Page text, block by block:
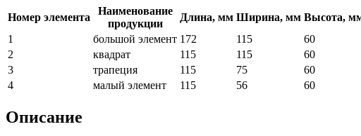
Номер элемента
Наименование
продукции
Длина, мм Ширина, мм Высота,
1
большой элемент 172 115
60
2
квадрат 115 115
60
3
трапеция 115 75
60
4
малый элемент 115 56 60
Описание